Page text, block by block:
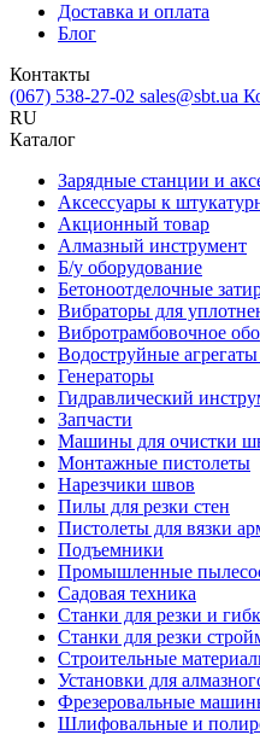
Доставка и оплата
Блог
Контакты
(067) 538-27-02 sales@sbt.ua
RU
Каталог
Зарядные станции и
Аксессуары к
Акционный товар
Алмазный инструмент
Б/у оборудование
Бетоноотделочные
Вибраторы для
Вибротрамбовочное
Водоструйные
Генераторы
Гидравлический
Запчасти
Машины для очистки
Монтажные пистолеты
Нарезчики швов
Пилы для резки стен
Пистолеты для вязки
Подъемники
Промышленные
Садовая техника
Станки для резки и
Станки для резки
Строительные
Установки для
Фрезеровальные
Шлифовальные и